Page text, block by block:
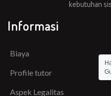
kebutuhan
Informasi
Biaya
Profile tutor
Aspek Legalitas